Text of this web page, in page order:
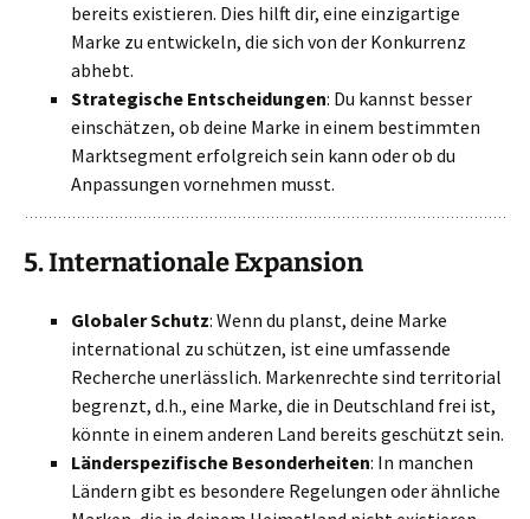
bereits existieren. Dies hilft dir, eine einzigartige
Marke zu entwickeln, die sich von der Konkurrenz
abhebt.
Strategische Entscheidungen: Du kannst besser
einschätzen, ob deine Marke in einem bestimmten
Marktsegment erfolgreich sein kann oder ob du
Anpassungen vornehmen musst.
5.Internationale Expansion
Globaler Schutz: Wenn du planst, deine Marke
international zu schützen, ist eine umfassende
Recherche unerlässlich. Markenrechte sind territorial
begrenzt, d.h., eine Marke, die in Deutschland frei ist,
könnte in einem anderen Land bereits geschützt sein.
Länderspezifische Besonderheiten: In manchen
Ländern gibt es besondere Regelungen oder ähnliche